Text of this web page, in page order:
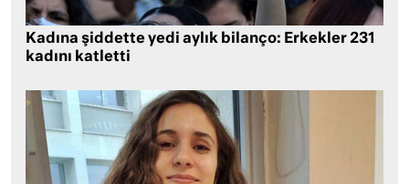
Kadına şiddette yedi aylık bilanço: Erkekler 231
kadını katletti